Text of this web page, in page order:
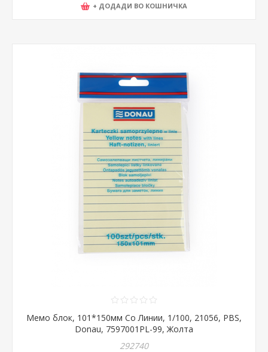
+ ДОДАДИ ВО КОШНИЧКА
Мемо блок, 101*150мм Со Линии, 1/100, 21056, PBS,
Donau, 7597001PL-99, Жолта
292740